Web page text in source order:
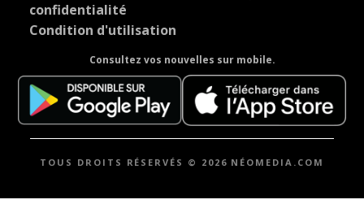
confidentialité
Condition d'utilisation
Consultez vos nouvelles sur mobile.
TOUS DROITS RÉSERVÉS © 2026 NÉOMEDIA.COM